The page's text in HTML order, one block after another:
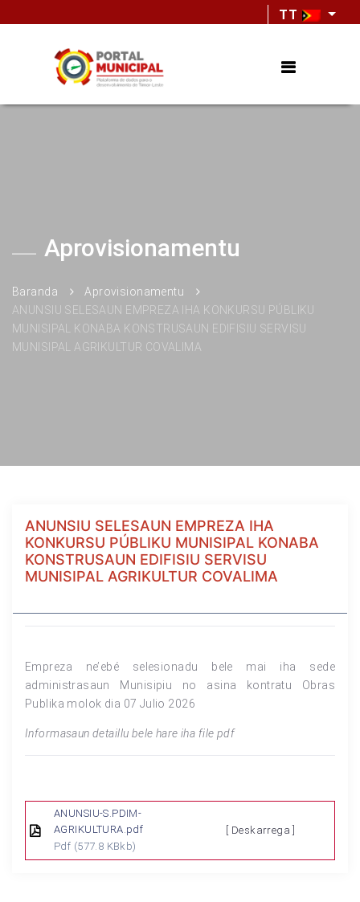
TT
Aprovisionamentu
Baranda
Aprovisionamentu
ANUNSIU SELESAUN EMPREZA IHA KONKURSU PÚBLIKU
MUNISIPAL KONABA KONSTRUSAUN EDIFISIU SERVISU
MUNISIPAL AGRIKULTUR COVALIMA
ANUNSIU SELESAUN EMPREZA IHA
KONKURSU PÚBLIKU MUNISIPAL KONABA
KONSTRUSAUN EDIFISIU SERVISU
MUNISIPAL AGRIKULTUR COVALIMA
Empreza ne’ebé selesionadu bele mai iha sede
administrasaun Munisipiu no asina kontratu Obras
Publika molok dia 07 Julio 2026
Informasaun detaillu bele hare iha file pdf
ANUNSIU-S.PDIM-
AGRIKULTURA.pdf
Pdf (577.8 KBkb)
[ Deskarrega ]